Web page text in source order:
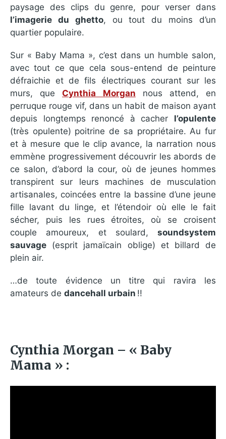
paysage des clips du genre, pour verser dans
l’imagerie du ghetto, ou tout du moins d’un
quartier populaire.
Sur « Baby Mama », c’est dans un humble salon,
avec tout ce que cela sous-entend de peinture
défraichie et de fils électriques courant sur les
murs, que Cynthia Morgan nous attend, en
perruque rouge vif, dans un habit de maison ayant
depuis longtemps renoncé à cacher l’opulente
(très opulente) poitrine de sa propriétaire. Au fur
et à mesure que le clip avance, la narration nous
emmène progressivement découvrir les abords de
ce salon, d’abord la cour, où de jeunes hommes
transpirent sur leurs machines de musculation
artisanales, coincées entre la bassine d’une jeune
fille lavant du linge, et l’étendoir où elle le fait
sécher, puis les rues étroites, où se croisent
couple amoureux, et soulard, soundsystem
sauvage (esprit jamaïcain oblige) et billard de
plein air.
…de toute évidence un titre qui ravira les
amateurs de dancehall urbain !!
Cynthia Morgan – « Baby
Mama » :